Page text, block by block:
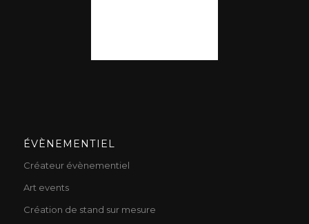
ÉVÈNEMENTIEL
Créateur évènementiel
Art events
Création de stand sur mesure